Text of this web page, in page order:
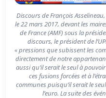
Discours de François
le 22 mars 2017, devant les
de France (AMF) sous la
discours, le président de
« pressions que subissent les
directement de notre
aussi qu’il serait le seul à
ces fusions forcées et à
communes puisqu’il serait le
l’euro. La suite des